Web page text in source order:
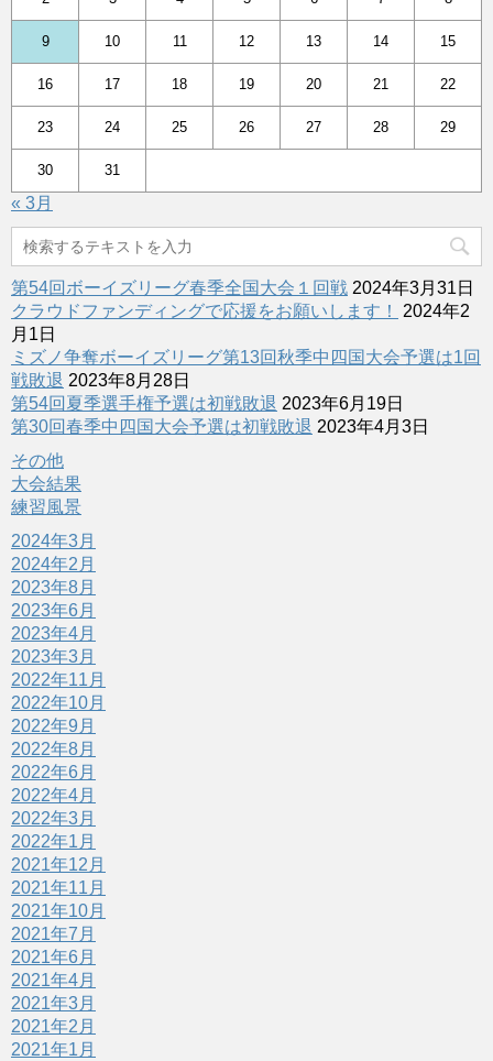
9 10 11 12 13 14 15
16 17 18 19 20 21 22
23 24 25 26 27 28 29
30 31
« 3月
第54回ボーイズリーグ春季全国大会１回戦 2024年3月31日
クラウドファンディングで応援をお願いします！
2024年2
月1日
ミズノ争奪ボーイズリーグ第13回秋季中四国大会予選は1回
戦敗退 2023年8月28日
第54回夏季選手権予選は初戦敗退 2023年6月19日
第30回春季中四国大会予選は初戦敗退 2023年4月3日
その他
大会結果
練習風景
2024年3月
2024年2月
2023年8月
2023年6月
2023年4月
2023年3月
2022年11月
2022年10月
2022年9月
2022年8月
2022年6月
2022年4月
2022年3月
2022年1月
2021年12月
2021年11月
2021年10月
2021年7月
2021年6月
2021年4月
2021年3月
2021年2月
2021年1月